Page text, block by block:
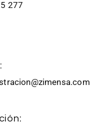
277